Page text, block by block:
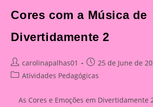
Cores com a Música de
Divertidamente 2
Post
author:
carolinapalhas01
Post
published:
25 de June de
PostAtividades Pedagógicas
As Cores e Emoções em Divertidamente